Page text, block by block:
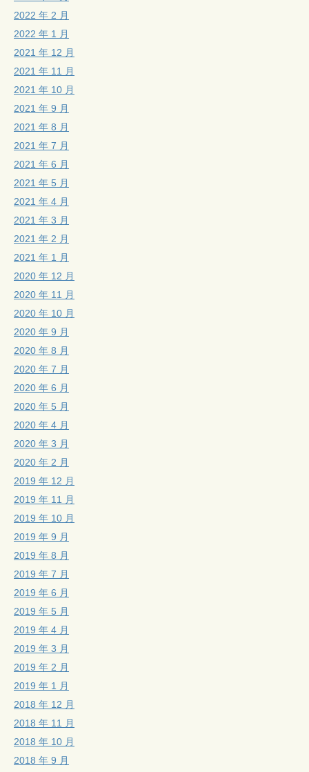
2022 年 2 月
2022 年 1 月
2021 年 12 月
2021 年 11 月
2021 年 10 月
2021 年 9 月
2021 年 8 月
2021 年 7 月
2021 年 6 月
2021 年 5 月
2021 年 4 月
2021 年 3 月
2021 年 2 月
2021 年 1 月
2020 年 12 月
2020 年 11 月
2020 年 10 月
2020 年 9 月
2020 年 8 月
2020 年 7 月
2020 年 6 月
2020 年 5 月
2020 年 4 月
2020 年 3 月
2020 年 2 月
2019 年 12 月
2019 年 11 月
2019 年 10 月
2019 年 9 月
2019 年 8 月
2019 年 7 月
2019 年 6 月
2019 年 5 月
2019 年 4 月
2019 年 3 月
2019 年 2 月
2019 年 1 月
2018 年 12 月
2018 年 11 月
2018 年 10 月
2018 年 9 月